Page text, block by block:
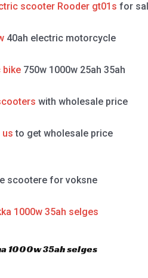
scooter Rooder gt01s for
40ah electric motorcycle
bike750w 1000w 25ah 35ah
with wholesale price
us to get wholesale price
scootere for voksne
1000w 35ah selges